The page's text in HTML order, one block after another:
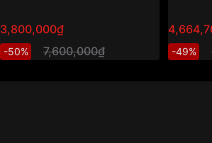
3,800,000₫
-50% 7,600,000₫ -49%